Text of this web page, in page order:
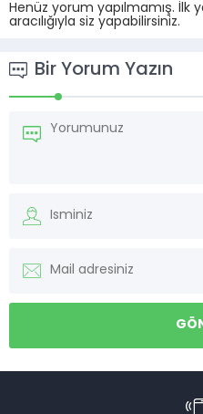
Henüz yorum yapılmamış. İlk
aracılığıyla siz yapabilirsiniz.
Bir Yorum Yazın